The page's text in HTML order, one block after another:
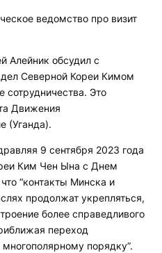
ведомство про визит
Алейник обсудил с
Северной Кореи Кимом
сотрудничества. Это
Движения
(Уганда).
9 сентября 2023 года
Ким Чен Ына с Днем
“контакты Минска и
продолжат укрепляться,
более справедливого
переход
порядку”.